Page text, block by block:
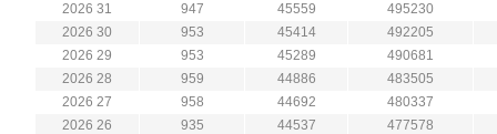
2026 31 947 45559
495230
2026 30
953 45414
492205
2026 29
953 45289
490681
2026 28
959 44886
483505
2026 27
958 44692
480337
2026 26
935 44537
477578